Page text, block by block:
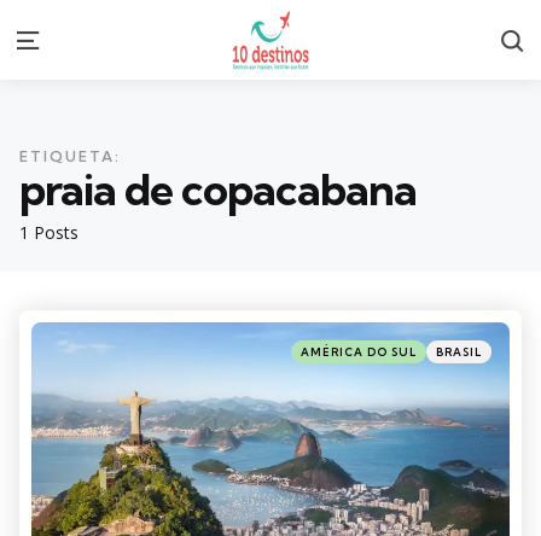
Menu
1 Posts
ETIQUETA:
praia de copacabana
Categories
Posted
in
AMÉRICA DO SUL BRASIL